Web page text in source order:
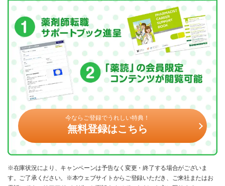
今ならご登録でうれしい特典！
無料登録はこちら
※在庫状況により、キャンペーンは予告なく変更・終了する場合がございま
す。ご了承ください。※本ウェブサイトからご登録いただき、ご来社またはお